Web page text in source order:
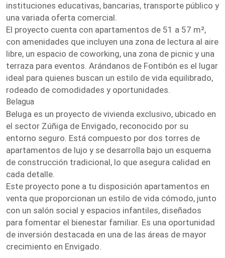
instituciones educativas, bancarias, transporte público y
una variada oferta comercial.
El proyecto cuenta con apartamentos de 51 a 57 m²,
con amenidades que incluyen una zona de lectura al aire
libre, un espacio de coworking, una zona de picnic y una
terraza para eventos. Arándanos de Fontibón es el lugar
ideal para quienes buscan un estilo de vida equilibrado,
rodeado de comodidades y oportunidades.
Belagua
Beluga es un proyecto de vivienda exclusivo, ubicado en
el sector Zúñiga de Envigado, reconocido por su
entorno seguro. Está compuesto por dos torres de
apartamentos de lujo y se desarrolla bajo un esquema
de construcción tradicional, lo que asegura calidad en
cada detalle.
Este proyecto pone a tu disposición apartamentos en
venta que proporcionan un estilo de vida cómodo, junto
con un salón social y espacios infantiles, diseñados
para fomentar el bienestar familiar. Es una oportunidad
de inversión destacada en una de las áreas de mayor
crecimiento en Envigado.